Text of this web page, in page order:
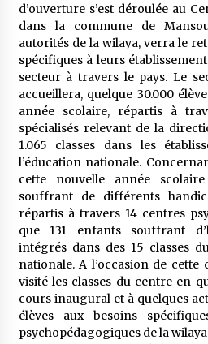
d’ouverture s’est déroulée au
dans la commune de
autorités de la wilaya, verra le
spécifiques à leurs
secteur à travers le pays. Le
accueillera, quelque 30.000
année scolaire, répartis à
spécialisés relevant de la
1.065 classes dans les
l’éducation nationale.
cette nouvelle année
souffrant de différents
répartis à travers 14 centres
que 131 enfants souffrant
intégrés dans des 15 classes
nationale. A l’occasion de
visité les classes du centre en
cours inaugural et à quelques
élèves aux besoins
psychopédagogiques de la